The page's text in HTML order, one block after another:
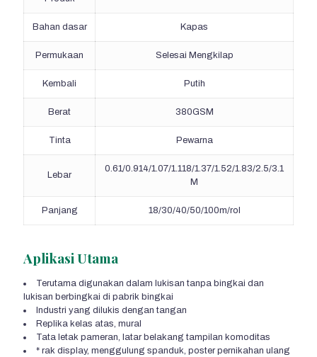
Bahan dasar Kapas
Permukaan Selesai Mengkilap
Kembali Putih
Berat 380GSM
Tinta Pewarna
Lebar
0.61/0.914/1.07/1.118/1.37/1.52/1.83/2.5/3.1
M
Panjang 18/30/40/50/100m/rol
Aplikasi Utama
Terutama digunakan dalam lukisan tanpa bingkai dan
lukisan berbingkai di pabrik bingkai
Industri yang dilukis dengan tangan
Replika kelas atas, mural
Tata letak pameran, latar belakang tampilan komoditas
* rak display, menggulung spanduk, poster pernikahan ulang